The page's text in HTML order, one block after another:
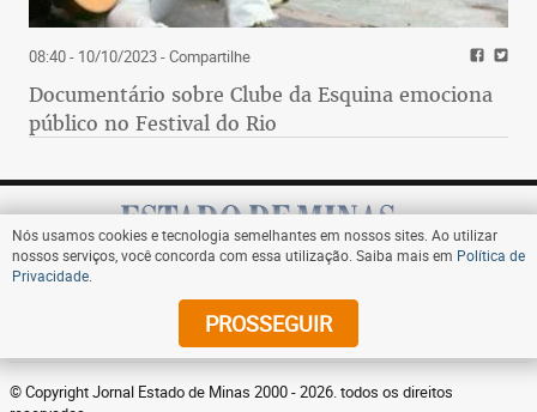
08:40 - 10/10/2023- Compartilhe
Documentário sobre Clube da Esquina emociona
público no Festival do Rio
Assine
© Copyright Jornal Estado de Minas 2000 - 2026. todos os direitos
Nós usamos cookies e tecnologia semelhantes em nossos sites. Ao utilizar
nossos serviços, você concorda com essa utilização. Saiba mais em Política de
Privacidade
PROSSEGUIR